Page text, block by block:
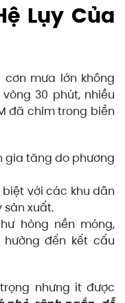
Lụy Của
mưa lớn không
30 phút, nhiều
đã chìm trong biển
gia tăng do phương
với các khu dân
xuất.
hỏng nền móng,
đến kết cấu
nhưng ít được